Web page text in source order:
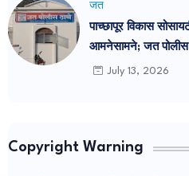
जत
पाच्छापूर विकास
आमनेसामने; जत पोलीस
July 13, 2026
Copyright Warning